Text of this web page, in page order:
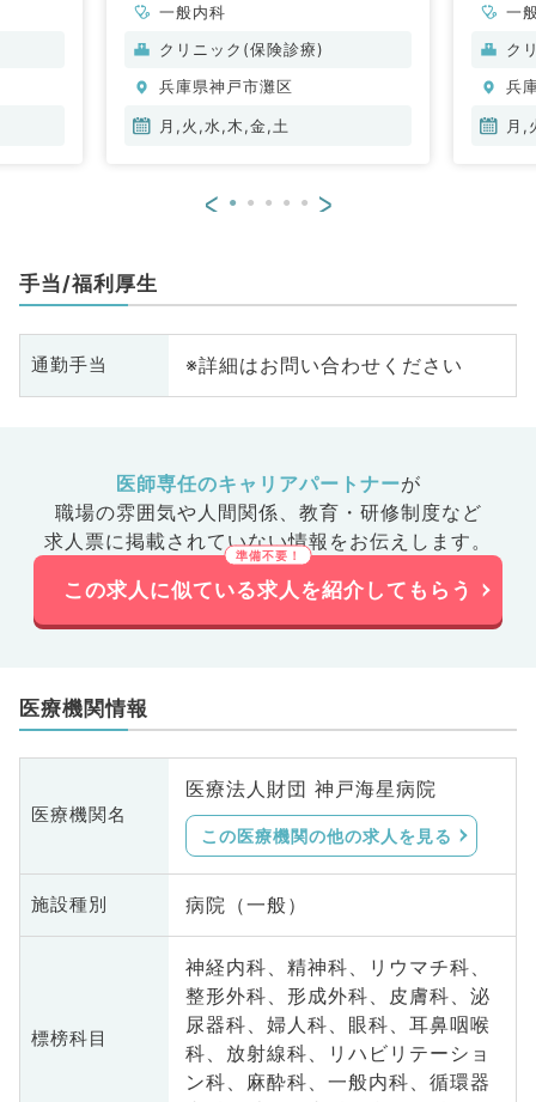
一般内科
クリニック(保険診療)
兵庫県神戸市灘区
月,火,水,木,金,土
一
ク
兵
月,
< >
手当/福利厚生
通勤手当 ※詳細はお問い合わせください
医師専任のキャリアパートナーが
職場の雰囲気や人間関係、 教育・研修制度など
求人票に掲載されていない情報をお伝えします。
この求人に似ている求人を紹介してもらう
医療機関情報
医療機関名
医療法人財団 神戸海星病院
この医療機関の他の求人を見る
施設種別 病院（一般）
標榜科目
神経内科、精神科、リウマチ科、
整形外科、形成外科、皮膚科、泌
尿器科、婦人科、眼科、耳鼻咽喉
科、放射線科、リハビリテーショ
ン科、麻酔科、一般内科、循環器